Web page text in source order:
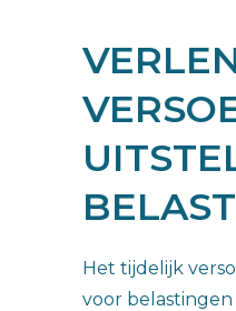
Het tijdelijk
voor